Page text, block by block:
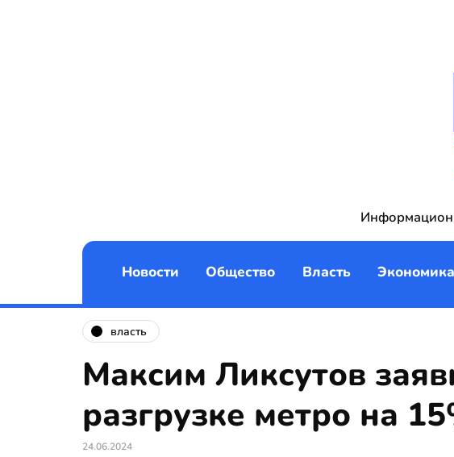
Новости Общество Власть Экономика
власть
Максим Ликсутов
разгрузке метро на
24.06.2024